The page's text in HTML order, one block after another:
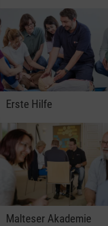
Erste Hilfe
Malteser Akademie